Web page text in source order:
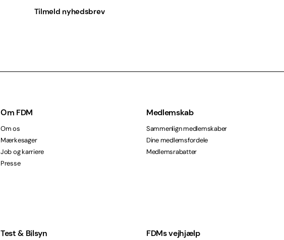
Tilmeld nyhedsbrev
Om FDM
Om os
Mærkesager
Job og karriere
Presse
Medlemskab
Sammenlign medlemskaber
Dine medlemsfordele
Medlemsrabatter
Test & Bilsyn FDMs vejhjælp